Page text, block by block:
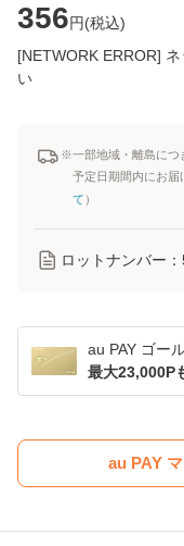
356円(税込)
[NETWORK ERROR]
い
※一部地域・離島につ
予定日期間内にお届
て ）
ロットナンバー：
au PAY ゴー
最大23,000P
au PAY